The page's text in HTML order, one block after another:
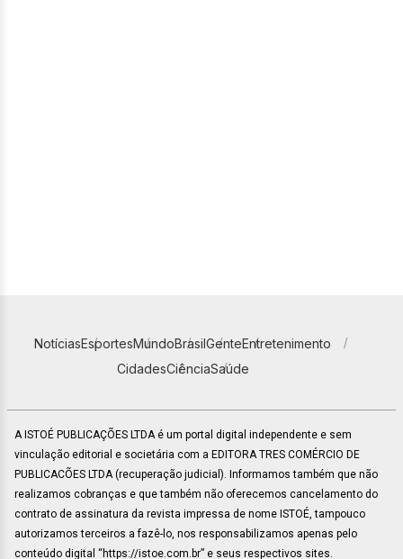
NotíciasEsportesMundoBrasilGenteEntretenimento
CidadesCiênciaSaúde
A ISTOÉ PUBLICAÇÕES LTDA é um portal digital independente e sem
vinculação editorial e societária com a EDITORA TRES COMÉRCIO DE
PUBLICACÕES LTDA (recuperação judicial). Informamos também que não
realizamos cobranças e que também não oferecemos cancelamento do
contrato de assinatura da revista impressa de nome ISTOÉ, tampouco
autorizamos terceiros a fazê-lo, nos responsabilizamos apenas pelo
conteúdo digital “https://istoe.com.br” e seus respectivos sites.